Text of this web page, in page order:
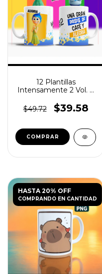
12 Plantillas
Intensamente 2 Vol. 7
$49.72
$39.58
HASTA 20% OFF
COMPRANDO EN CANTIDAD